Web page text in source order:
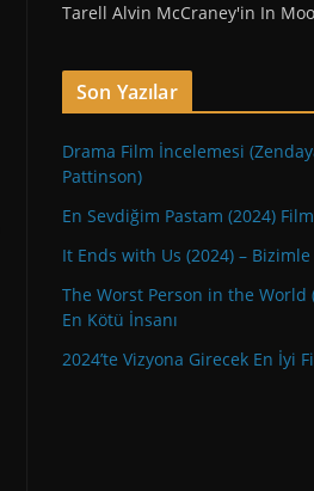
Tarell Alvin McCraney'in In
Son Yazılar
Drama Film İncelemesi
Pattinson)
En Sevdiğim Pastam (2024)
It Ends with Us (2024) –
The Worst Person in the World
En Kötü İnsanı
2024’te Vizyona Girecek En İyi